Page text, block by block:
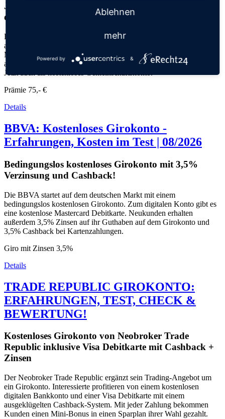
Jetzt C24 Girokonto eröffnen und Zinsen direkt auf
dem Girokonto erhalten!
Die C24 Bank bietet ein digitales Girokonto, das per Banking-App
am Smartphone verwaltet wird. Das Basis-Konto inklusive
Mastercard Debitkarte ist bedingt kostenlos. Kunden profitieren
außerdem von Cashback und erhalten Zinsen auf das Guthaben.
Jetzt auch als kostenloses Gemeinschaftskonto.
Prämie 75,- €
Details
BBVA: Kostenloses Girokonto -
Erfahrungen, Kosten im Test | 08/2026
Bedingungslos kostenloses Girokonto mit 3,5%
Verzinsung und Cashback!
Die BBVA startet auf dem deutschen Markt mit einem
bedingungslos kostenlosen Girokonto. Zum digitalen Konto gibt es
eine kostenlose Mastercard Debitkarte. Neukunden erhalten
außerdem 3,5% Zinsen auf ihr Guthaben auf dem Girokonto und
3,5% Cashback bei Kartenzahlungen.
Giro mit Zinsen 3,5%
Details
TRADE REPUBLIC GIROKONTO:
ERFAHRUNGEN, TEST, CHECK &
BEWERTUNG!
Kostenloses Girokonto von Neobroker Trade
Republic inklusive Visa Debitkarte mit Cashback +
Zinsen
Der Neobroker Trade Republic ergänzt sein Trading-Angebot um
ein Girokonto. Interessierte profitieren von einem kostenlosen
digitalen Bankkonto und einer Visa Debitkarte mit einem
ausgeklügelten Cashback-System. Mit jeder Zahlung bekommen
Kunden einen Mini-Bonus in einen Sparplan ihrer Wahl gezahlt.
Ablehnen
mehr
Powered by &